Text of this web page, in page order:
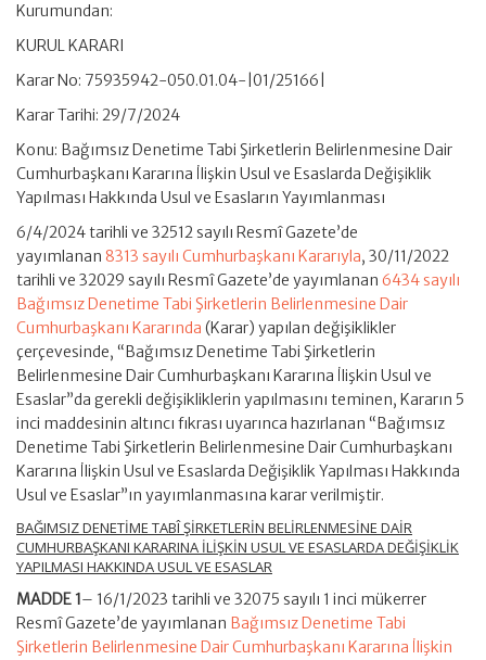
Kurumundan:
KURUL KARARI
Karar No: 75935942-050.01.04-|01/25166|
Karar Tarihi: 29/7/2024
Konu: Bağımsız Denetime Tabi Şirketlerin Belirlenmesine Dair
Cumhurbaşkanı Kararına İlişkin Usul ve Esaslarda Değişiklik
Yapılması Hakkında Usul ve Esasların Yayımlanması
6/4/2024 tarihli ve 32512 sayılı Resmî Gazete’de
yayımlanan 8313 sayılı Cumhurbaşkanı Kararıyla, 30/11/2022
tarihli ve 32029 sayılı Resmî Gazete’de yayımlanan 6434 sayılı
Bağımsız Denetime Tabi Şirketlerin Belirlenmesine Dair
Cumhurbaşkanı Kararında (Karar) yapılan değişiklikler
çerçevesinde, “Bağımsız Denetime Tabi Şirketlerin
Belirlenmesine Dair Cumhurbaşkanı Kararına İlişkin Usul ve
Esaslar”da gerekli değişikliklerin yapılmasını teminen, Kararın 5
inci maddesinin altıncı fıkrası uyarınca hazırlanan “Bağımsız
Denetime Tabi Şirketlerin Belirlenmesine Dair Cumhurbaşkanı
Kararına İlişkin Usul ve Esaslarda Değişiklik Yapılması Hakkında
Usul ve Esaslar”ın yayımlanmasına karar verilmiştir.
BAĞIMSIZ DENETİME TABÎ ŞİRKETLERİN BELİRLENMESİNE DAİR
CUMHURBAŞKANI KARARINA İLİŞKİN USUL VE ESASLARDA DEĞİŞİKLİK
YAPILMASI HAKKINDA USUL VE ESASLAR
MADDE 1– 16/1/2023 tarihli ve 32075 sayılı 1 inci mükerrer
Resmî Gazete’de yayımlanan Bağımsız Denetime Tabi
Şirketlerin Belirlenmesine Dair Cumhurbaşkanı Kararına İlişkin